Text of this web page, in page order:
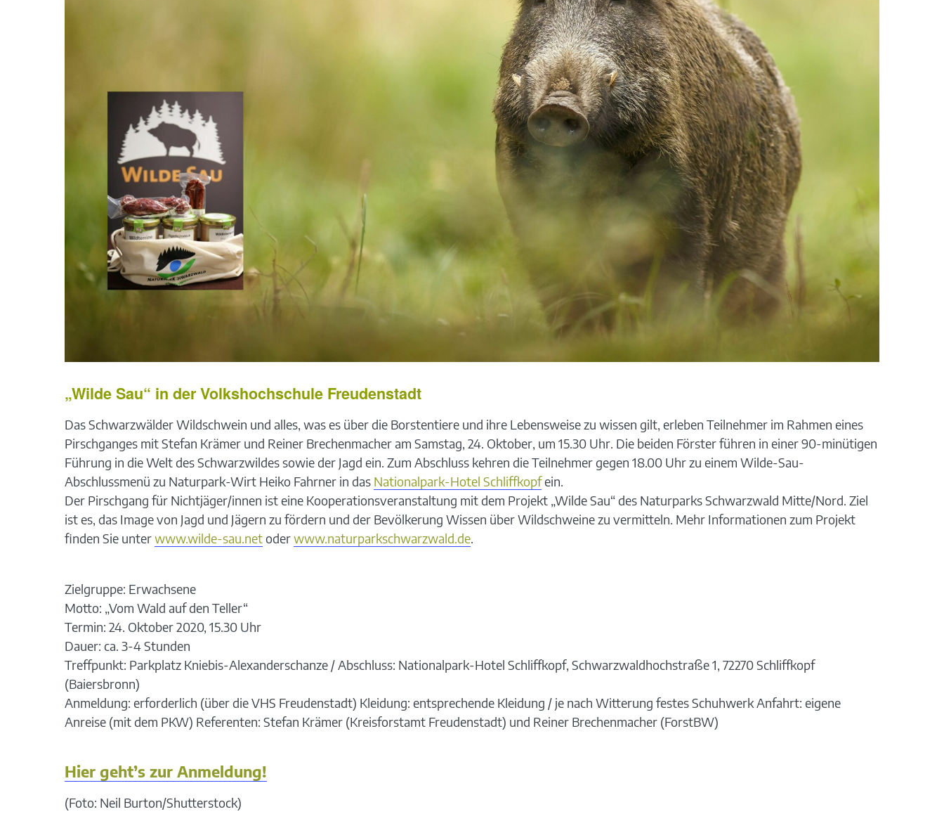
„Wilde Sau“ in der Volkshochschule Freudenstadt
Das Schwarzwälder Wildschwein und alles, was es über die Borstentiere und ihre Lebensweise zu wissen gilt, erleben Teilnehmer im Rahmen eines
Pirschganges mit Stefan Krämer und Reiner Brechenmacher am Samstag, 24. Oktober, um 15.30 Uhr. Die beiden Förster führen in einer 90-minütigen
Führung in die Welt des Schwarzwildes sowie der Jagd ein. Zum Abschluss kehren die Teilnehmer gegen 18.00 Uhr zu einem Wilde-Sau-
Abschlussmenü zu Naturpark-Wirt Heiko Fahrner in das Nationalpark-Hotel Schliffkopfein.
Der Pirschgang für Nichtjäger/innen ist eine Kooperationsveranstaltung mit dem Projekt „Wilde Sau“ des Naturparks Schwarzwald Mitte/Nord. Ziel
ist es, das Image von Jagd und Jägern zu fördern und der Bevölkerung Wissen über Wildschweine zu vermitteln. Mehr Informationen zum Projekt
finden Sie unterwww.wilde-sau.netoderwww.naturparkschwarzwald.de.
Zielgruppe: Erwachsene
Motto: „Vom Wald auf den Teller“
Termin: 24. Oktober 2020, 15.30 Uhr
Dauer: ca. 3-4 Stunden
Treffpunkt: Parkplatz Kniebis-Alexanderschanze / Abschluss: Nationalpark-Hotel Schliffkopf, Schwarzwaldhochstraße 1, 72270 Schliffkopf
(Baiersbronn)
Anmeldung: erforderlich (über die VHS Freudenstadt) Kleidung: entsprechende Kleidung / je nach Witterung festes Schuhwerk Anfahrt: eigene
Anreise (mit dem PKW) Referenten: Stefan Krämer (Kreisforstamt Freudenstadt) und Reiner Brechenmacher (ForstBW)
Hier geht’s zur Anmeldung!
(Foto: Neil Burton/Shutterstock)